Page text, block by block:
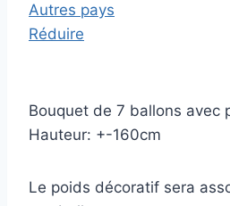
Autres pays
Réduire
Bouquet de 7 ballons avec
Hauteur: +-160cm
Le poids décoratif sera